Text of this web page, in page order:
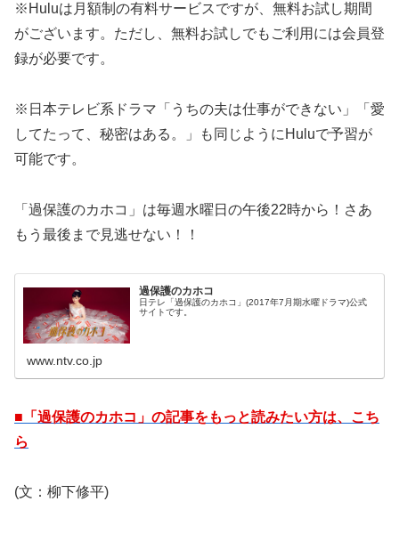
※Huluは月額制の有料サービスですが、無料お試し期間
がございます。ただし、無料お試しでもご利用には会員登
録が必要です。
※日本テレビ系ドラマ「うちの夫は仕事ができない」「愛
してたって、秘密はある。」も同じようにHuluで予習が
可能です。
「過保護のカホコ」は毎週水曜日の午後22時から！さあ
もう最後まで見逃せない！！
過保護のカホコ
日テレ「過保護のカホコ」(2017年7月期水曜ドラマ)公式
サイトです。
www.ntv.co.jp
■「過保護のカホコ」の記事をもっと読みたい方は、こち
ら
(文：柳下修平)